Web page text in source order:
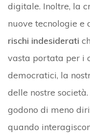
digitale. Inoltre, la
nuove tecnologie
rischi indesiderati
vasta portata per i
democratici, la
delle nostre
godono di meno
quando